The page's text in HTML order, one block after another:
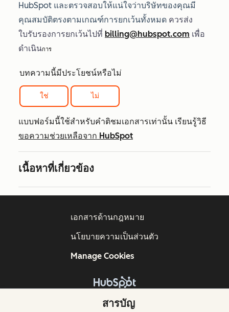
HubSpot และตรวจสอบให้แน่ใจว่าบริษัทของคุณมี
คุณสมบัติตรงตามเกณฑ์การยกเว้นทั้งหมด ควรส่ง
ใบรับรองการยกเว้นไปที่ billing@hubspot.com เพื่อ
ดำเนินการ
บทความนี้มีประโยชน์หรือไม่
ใช่ ไม่
แบบฟอร์มนี้ใช้สำหรับคำติชมเอกสารเท่านั้น เรียนรู้วิธี
ขอความช่วยเหลือจาก HubSpot
เนื้อหาที่เกี่ยวข้อง
สารบัญ
ลิขสิทธิ์ © 2026 HubSpot, Inc.
เอกสารด้านกฎหมาย
นโยบายความเป็นส่วนตัว
Manage Cookies